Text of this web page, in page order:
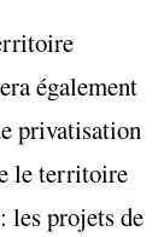
également
privatisation
le territoire
les projets de